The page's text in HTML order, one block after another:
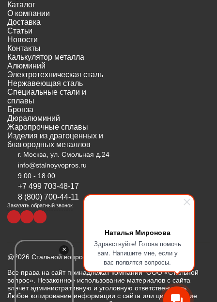
Наталья Миронова
Здравствуйте! Готова помочь
вам. Напишите мне, если у
вас появятся вопросы.
Каталог
О компании
Доставка
Статьи
Новости
Контакты
Калькулятор металла
Алюминий
Электротехническая сталь
Нержавеющая сталь
Специальные стали и
сплавы
Бронза
Дюралюминий
Жаропрочные сплавы
Изделия из драгоценных и
благородных металлов
г. Москва, ул. Смольная д.24
info@stalnoyvopros.ru
9:00 - 18:00
+7 499 703-48-17
8 (800) 700-44-11
Заказать обратный звонок
@2026 Стальной вопрос
Все права на сайт принадлежат компании ООО «Стальной
вопрос». Незаконное использование материалов с сайта
влечет административную и уголовную ответственность.
Любое копирование информации с сайта или цитирование
×